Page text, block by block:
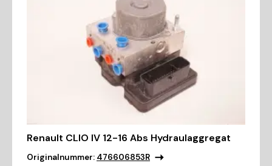
Renault CLIO IV 12-16 Abs Hydraulaggregat
Originalnummer: 476606853R